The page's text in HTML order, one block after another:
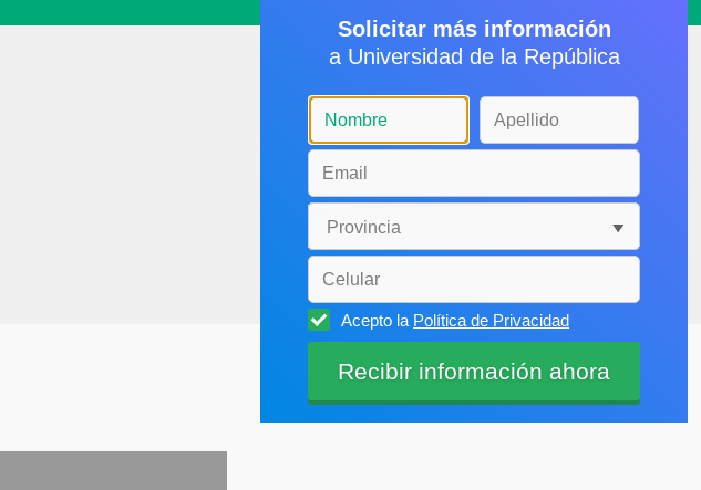
Solicitar más información
a Universidad de la República
Acepto la Política de Privacidad